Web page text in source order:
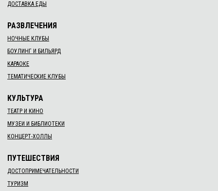
ДОСТАВКА ЕДЫ
РАЗВЛЕЧЕНИЯ
НОЧНЫЕ КЛУБЫ
БОУЛИНГ И БИЛЬЯРД
КАРАОКЕ
ТЕМАТИЧЕСКИЕ КЛУБЫ
КУЛЬТУРА
ТЕАТР И КИНО
МУЗЕИ И БИБЛИОТЕКИ
КОНЦЕРТ-ХОЛЛЫ
ПУТЕШЕСТВИЯ
ДОСТОПРИМЕЧАТЕЛЬНОСТИ
ТУРИЗМ